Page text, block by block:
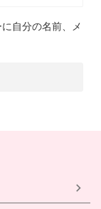
自分の名前、メ